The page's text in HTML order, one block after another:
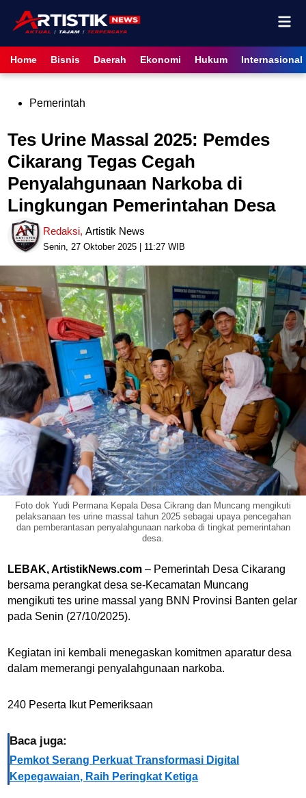
content
Home Bisnis Daerah Ekonomi Hukum Internasional
PostedPemerintah
Tes Urine Massal 2025: Pemdes
Cikarang Tegas Cegah
Penyalahgunaan Narkoba di
Lingkungan Pemerintahan Desa
Redaksi,Artistik News
Senin, 27 Oktober 2025 | 11:27 WIB
Foto dok Yudi Permana Kepala Desa Cikrang dan Muncang mengikuti
pelaksanaan tes urine massal tahun 2025 sebagai upaya pencegahan
dan pemberantasan penyalahgunaan narkoba di tingkat pemerintahan
desa.
LEBAK, ArtistikNews.com – Pemerintah Desa Cikarang
bersama perangkat desa se-Kecamatan Muncang
mengikuti tes urine massal yang BNN Provinsi Banten gelar
pada Senin (27/10/2025).
Kegiatan ini kembali menegaskan komitmen aparatur desa
dalam memerangi penyalahgunaan narkoba.
240 Peserta Ikut Pemeriksaan
Baca juga:
Pemkot Serang Perkuat Transformasi Digital
Kepegawaian, Raih Peringkat Ketiga